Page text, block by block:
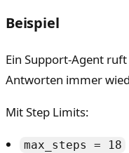
Beispiel
Ein Support-Agent
Antworten immer
Mit Step Limits:
max_steps = 18